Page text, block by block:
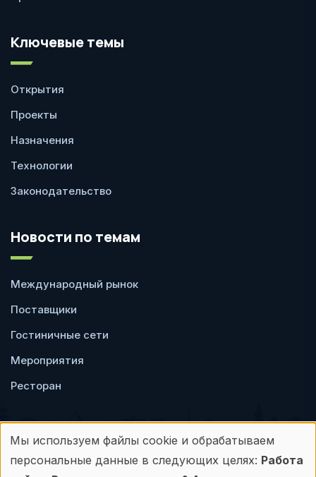
Ключевые темы
Открытия
Проекты
Назначения
Технологии
Законодательство
Новости по темам
Международный рынок
Поставщики
Гостиничные сети
Мероприятия
Ресторан
Пользовательское Политика
Использование
Мы используем файлы cookie и обрабатываем
персональные данные в следующих целях: Работа